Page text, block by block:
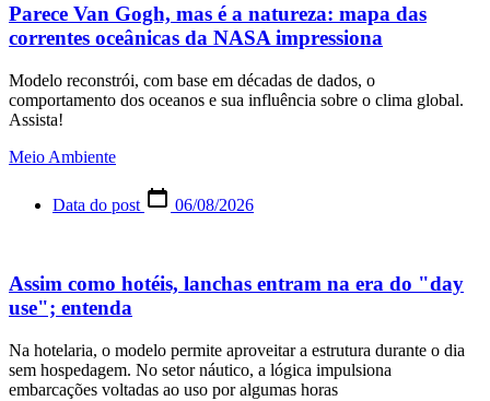
Parece Van Gogh, mas é a natureza: mapa das
correntes oceânicas da NASA impressiona
Modelo reconstrói, com base em décadas de dados, o
comportamento dos oceanos e sua influência sobre o clima global.
Assista!
Meio Ambiente
Data do post 06/08/2026
Assim como hotéis, lanchas entram na era do "day
use"; entenda
Na hotelaria, o modelo permite aproveitar a estrutura durante o dia
sem hospedagem. No setor náutico, a lógica impulsiona
embarcações voltadas ao uso por algumas horas